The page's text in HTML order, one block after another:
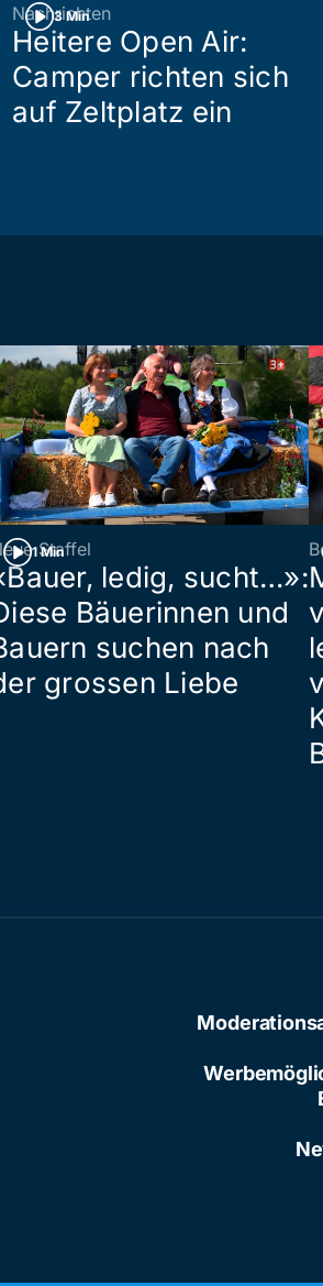
3 Min
Nachrichten
Heitere Open Air:
Camper richten sich
auf Zeltplatz ein
1 Min
Staffel
ledig, sucht…»:
Bäuerinnen und
suchen nach
grossen Liebe